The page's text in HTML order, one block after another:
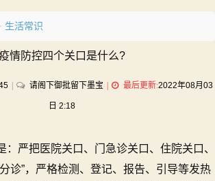
生活常识
情防控四个关口是什么?
请阁下御批留下墨宝 on
控
个
最后更新:2022年08月03
日 2:18
：严把医院关口、门急诊关口、住院关口、
诊”，严格检测、登记、报告、引导等发热